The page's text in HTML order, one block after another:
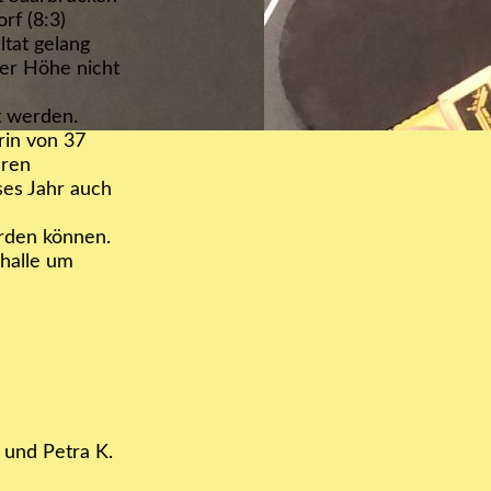
(8:3)
gelang
Höhe nicht
werden.
von 37
Jahr auch
können.
um
Petra K.